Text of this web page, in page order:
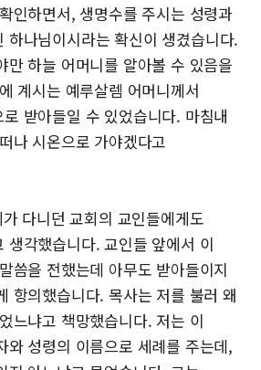
인하면서, 생명수를 주시는 성령과
하나님이시라는 확신이 생겼습니다.
만 하늘 어머니를 알아볼 수 있음을
계시는 예루살렘 어머니께서
받아들일 수 있었습니다. 마침내
나 시온으로 가야겠다고
다니던 교회의 교인들에게도
생각했습니다. 교인들 앞에서 이
씀을 전했는데 아무도 받아들이지
항의했습니다. 목사는 저를 불러 왜
느냐고 책망했습니다. 저는 이
와 성령의 이름으로 세례를 주는데,